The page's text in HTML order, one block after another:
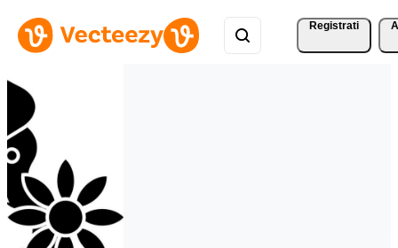
Registrati